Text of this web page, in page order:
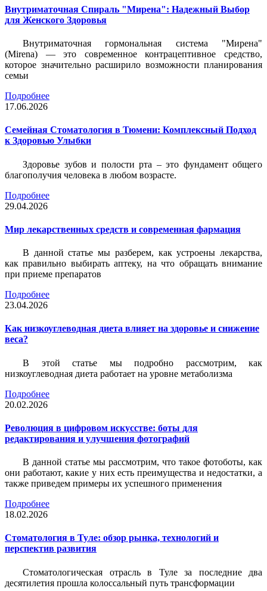
Внутриматочная Спираль "Мирена": Надежный Выбор
для Женского Здоровья
Внутриматочная гормональная система "Мирена"
(Mirena) — это современное контрацептивное средство,
которое значительно расширило возможности планирования
семьи
Подробнее
17.06.2026
Семейная Стоматология в Тюмени: Комплексный Подход
к Здоровью Улыбки
Здоровье зубов и полости рта – это фундамент общего
благополучия человека в любом возрасте.
Подробнее
29.04.2026
Мир лекарственных средств и современная фармация
В данной статье мы разберем, как устроены лекарства,
как правильно выбирать аптеку, на что обращать внимание
при приеме препаратов
Подробнее
23.04.2026
Как низкоуглеводная диета влияет на здоровье и снижение
веса?
В этой статье мы подробно рассмотрим, как
низкоуглеводная диета работает на уровне метаболизма
Подробнее
20.02.2026
Революция в цифровом искусстве: боты для
редактирования и улучшения фотографий
В данной статье мы рассмотрим, что такое фотоботы, как
они работают, какие у них есть преимущества и недостатки, а
также приведем примеры их успешного применения
Подробнее
18.02.2026
Стоматология в Туле: обзор рынка, технологий и
перспектив развития
Стоматологическая отрасль в Туле за последние два
десятилетия прошла колоссальный путь трансформации